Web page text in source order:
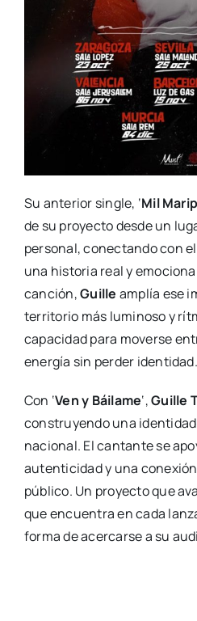
Su anterior single, ‘Mil
de su proyecto desde un
personal, conectando con
una historia real y
canción,Guille amplía ese
territorio más luminoso y
capacidad para moverse
energía sin perder identidad.
Con ‘Ven y Báilame‘,Guille
construyendo una
nacional. El cantante se
autenticidad y una
público. Un proyecto que
que encuentra en cada
forma de acercarse a su